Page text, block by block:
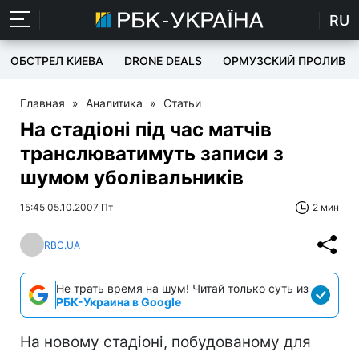
RU
ОБСТРЕЛ КИЕВА DRONE DEALS ОРМУЗСКИЙ ПРОЛИВ
Главная » Аналитика » Статьи
На стадіоні під час матчів
транслюватимуть записи з
шумом уболівальників
15:45 05.10.2007 Пт 2 мин
RBC.UA
Не трать время на шум! Читай только суть из
РБК-Украина в Google
На новому стадіоні, побудованому для